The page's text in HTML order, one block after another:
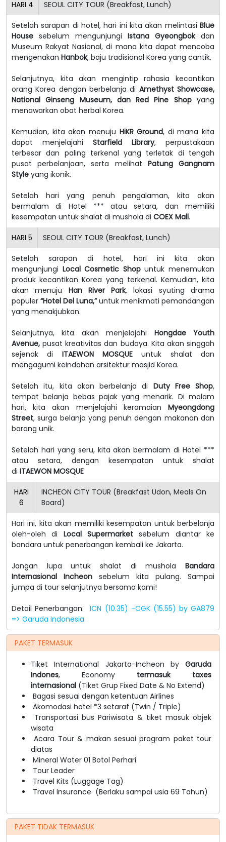
HARI 4 SEOUL CITY TOUR (Breakfast, Lunch)
Setelah sarapan di hotel, hari ini kita akan melintasi Blue
House sebelum mengunjungi Istana Gyeongbokdan
Museum Rakyat Nasional, di mana kita dapat mencoba
mengenakan Hanbok, baju tradisional Korea yang cantik.
Selanjutnya, kita akan mengintip rahasia kecantikan
orang Korea dengan berbelanja di Amethyst Showcase,
National Ginseng Museum, dan Red Pine Shopyang
menawarkan obat herbal Korea.
Kemudian, kita akan menuju HiKR Ground, di mana kita
dapat menjelajahi Starfield Library, perpustakaan
terbesar dan paling terkenal yang terletak di tengah
pusat perbelanjaan, serta melihat Patung Gangnam
Style yang ikonik.
Setelah hari yang penuh pengalaman, kita akan
bermalam di Hotel *** atau setara, dan memiliki
kesempatan untuk shalat di mushola di COEX Mall.
HARI 5 SEOUL CITY TOUR (Breakfast, Lunch)
Setelah sarapan di hotel, hari ini kita akan
mengunjungi Local Cosmetic Shopuntuk menemukan
produk kecantikan Korea yang terkenal. Kemudian, kita
akan menuju Han River Park, lokasi syuting drama
populer “Hotel Del Luna,”untuk menikmati pemandangan
yang menakjubkan.
Selanjutnya, kita akan menjelajahi Hongdae Youth
Avenue, pusat kreativitas dan budaya. Kita akan singgah
sejenak di ITAEWON MOSQUEuntuk shalat dan
mengagumi keindahan arsitektur masjid Korea.
Setelah itu, kita akan berbelanja di Duty Free Shop,
tempat belanja bebas pajak yang menarik. Di malam
hari, kita akan menjelajahi keramaian Myeongdong
Street, surga belanja yang penuh dengan makanan dan
barang unik.
Setelah hari yang seru, kita akan bermalam di Hotel ***
atau setara, dengan kesempatan untuk shalat
di ITAEWON MOSQUE
HARI
6
INCHEON CITY TOUR (Breakfast Udon, Meals On
Board)
Hari ini, kita akan memiliki kesempatan untuk berbelanja
oleh-oleh di Local Supermarket sebelum diantar ke
bandara untuk penerbangan kembali ke Jakarta.
Jangan lupa untuk shalat di mushola Bandara
Internasional Incheon sebelum kita pulang. Sampai
jumpa di tour selanjutnya bersama kami!
Detail Penerbangan:
ICN (10.35) -CGK (15.55) by GA879
=> Garuda Indonesia
PAKET TERMASUK
Tiket International Jakarta-Incheon by Garuda
Indones, Economy termasuk taxes
internasional (Tiket Grup Fixed Date & No Extend)
Bagasi sesuai dengan ketentuan Airlines
Akomodasi hotel *3 setaraf (Twin / Triple)
Transportasi bus Pariwisata & tiket masuk objek
wisata
Acara Tour & makan sesuai program paket tour
diatas
Mineral Water 01 Botol Perhari
Tour Leader
Travel Kits (Luggage Tag)
Travel Insurance (Berlaku sampai usia 69 Tahun)
PAKET TIDAK TERMASUK